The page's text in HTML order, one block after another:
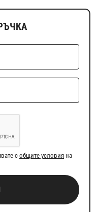
собщите условия на